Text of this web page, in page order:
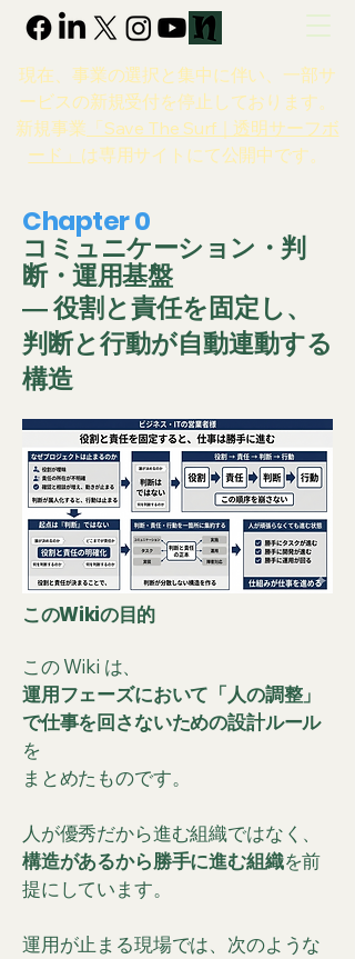
現在、事業の選択と集中に伴い、一部サ
ービスの新規受付を停止しております。
新規事業 「Save The Surf｜透明サーフボ
ード」 は専用サイトにて公開中です。
Chapter 0
コミュニケーション・判
断・運用基盤
― 役割と責任を固定し、
判断と行動が自動連動する
構造
このWikiの目的
この Wiki は、
運用フェーズにおいて「人の調整」
で仕事を回さないための設計ルール
を
まとめたものです。
人が優秀だから進む組織ではなく、
構造があるから勝手に進む組織を前
提にしています。
運用が止まる現場では、次のような